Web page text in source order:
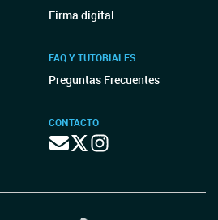
Firma digital
FAQ Y TUTORIALES
Preguntas Frecuentes
CONTACTO